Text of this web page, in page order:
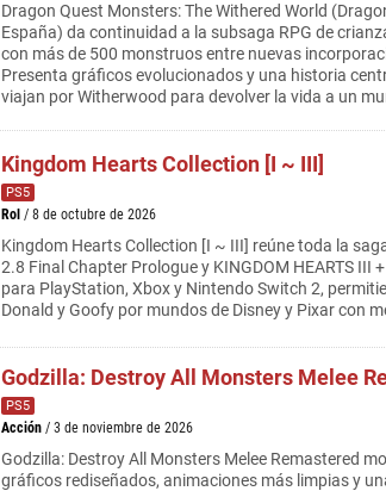
Dragon Quest Monsters: The Withered World
España) da continuidad a la subsaga RPG de
con más de 500 monstruos entre nuevas
Presenta gráficos evolucionados y una historia
viajan por Witherwood para devolver la vida a un
Kingdom Hearts Collection [I ~ III]
PS5
Rol / 8 de octubre de 2026
Kingdom Hearts Collection [I ~ III] reúne toda la
2.8 Final Chapter Prologue y KINGDOM HEARTS III
para PlayStation, Xbox y Nintendo Switch 2,
Donald y Goofy por mundos de Disney y Pixar con
Godzilla: Destroy All Monsters Melee
PS5
Acción / 3 de noviembre de 2026
Godzilla: Destroy All Monsters Melee Remastered
gráficos rediseñados, animaciones más limpias y